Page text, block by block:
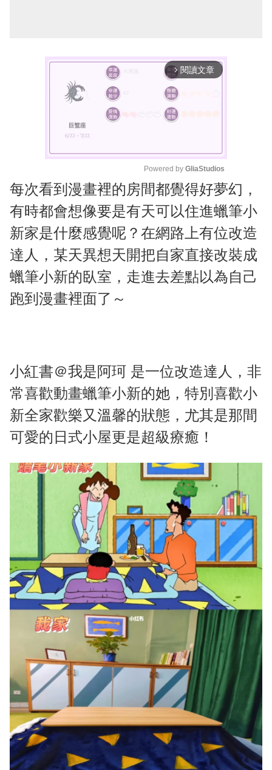
arrow_forward_ios 閱讀文章
M
u
Powered by GliaStudios
每次看到漫畫裡的房間都覺得好夢幻，
有時都會想像要是有天可以住進蠟筆小
新家是什麼感覺呢？在網路上有位改造
達人，某天異想天開把自家直接改裝成
蠟筆小新的臥室，走進去差點以為自己
跑到漫畫裡面了～
小紅書＠我是阿珂 是一位改造達人，非
常喜歡動畫蠟筆小新的她，特別喜歡小
新全家歡樂又溫馨的狀態，尤其是那間
可愛的日式小屋更是超級療癒！